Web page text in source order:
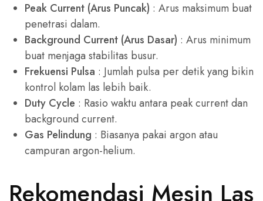
Peak Current (Arus Puncak) : Arus maksimum buat
penetrasi dalam.
Background Current (Arus Dasar) : Arus minimum
buat menjaga stabilitas busur.
Frekuensi Pulsa : Jumlah pulsa per detik yang bikin
kontrol kolam las lebih baik.
Duty Cycle : Rasio waktu antara peak current dan
background current.
Gas Pelindung : Biasanya pakai argon atau
campuran argon-helium.
Rekomendasi Mesin Las